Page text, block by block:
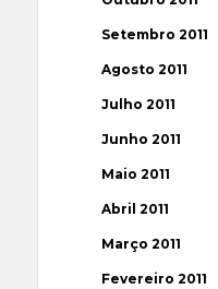
Setembro 2011
Agosto 2011
Julho 2011
Junho 2011
Maio 2011
Abril 2011
Março 2011
Fevereiro 2011